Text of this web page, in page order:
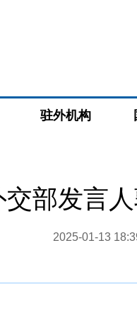
驻外机构
部发言
2025-01-13